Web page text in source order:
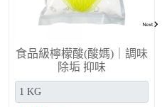
食品級檸檬酸(酸媽)｜調味
除垢 抑味